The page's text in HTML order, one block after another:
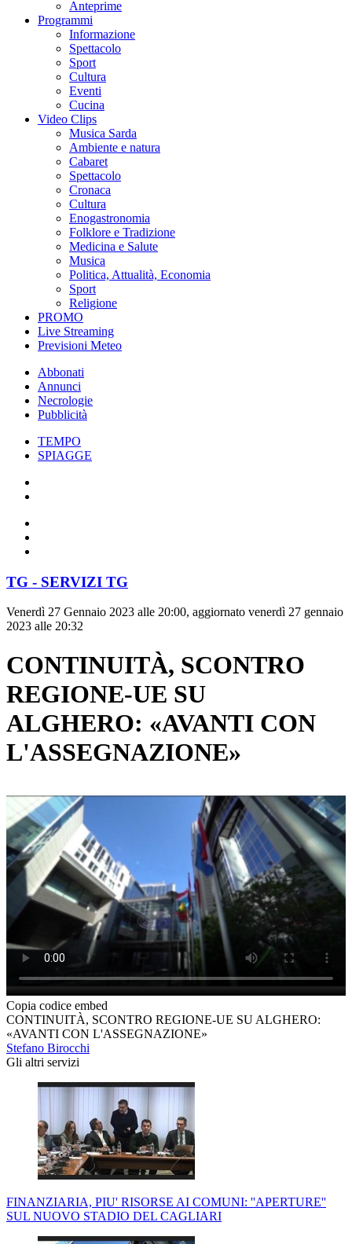
Anteprime
Programmi
Informazione
Spettacolo
Sport
Cultura
Eventi
Cucina
Video Clips
Musica Sarda
Ambiente e natura
Cabaret
Spettacolo
Cronaca
Cultura
Enogastronomia
Folklore e Tradizione
Medicina e Salute
Musica
Politica, Attualità, Economia
Sport
Religione
PROMO
Live Streaming
Previsioni Meteo
Abbonati
Annunci
Necrologie
Pubblicità
TEMPO
SPIAGGE
TG - SERVIZI TG
Venerdì 27 Gennaio 2023 alle 20:00, aggiornato venerdì 27 gennaio
2023 alle 20:32
CONTINUITÀ, SCONTRO
REGIONE-UE SU
ALGHERO: «AVANTI CON
L'ASSEGNAZIONE»
Copia codice embed
CONTINUITÀ, SCONTRO REGIONE-UE SU ALGHERO:
«AVANTI CON L'ASSEGNAZIONE»
Stefano Birocchi
Gli altri servizi
FINANZIARIA, PIU' RISORSE AI COMUNI: ''APERTURE''
SUL NUOVO STADIO DEL CAGLIARI